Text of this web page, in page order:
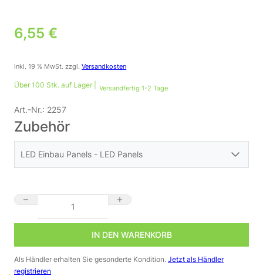
6,55 €
inkl. 19 % MwSt. zzgl.Versandkosten
Über 100 Stk. auf Lager | Versandfertig 1-2 Tage
Art.-Nr.: 2257
Zubehör
LED Einbau Panels - LED Panels
Abdeckring silber für Ein-Aufbaustrahler 12 Watt Ø166 mm
IN DEN WARENKORB
Als Händler erhalten Sie gesonderte Kondition. Jetzt als Händler
registrieren